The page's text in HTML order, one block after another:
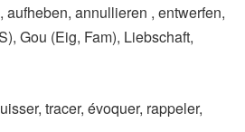
aufheben, annullieren , entwerfen,
Gou (Eig, Fam)​, Liebschaft,
tracer, évoquer, rappeler,